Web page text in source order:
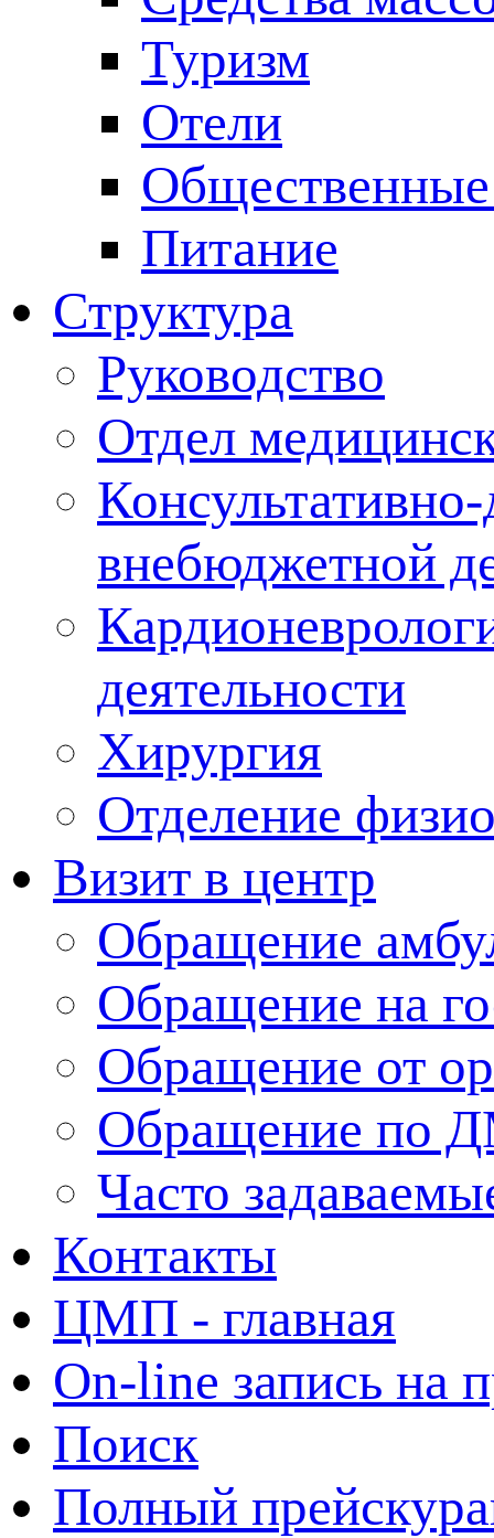
Туризм
Отели
Общественные
Питание
Структура
Руководство
Отдел
внебюджетной
деятельности
Хирургия
Отделение
Визит в центр
Обращение
Обращение на
Обращение от
Обращение по
Часто
Контакты
ЦМП - главная
On-line запись на
Поиск
Полный